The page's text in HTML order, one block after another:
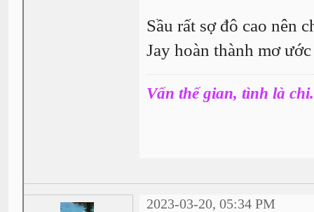
Sầu rất sợ đô cao nên
Jay hoàn thành mơ
Vấn thế gian, tình là
2023-03-20, 05:34 PM